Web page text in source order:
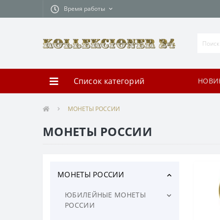
Время работы
Список категорий
МОНЕТЫ РОССИИ
МОНЕТЫ РОССИИ
МОНЕТЫ РОССИИ
ЮБИЛЕЙНЫЕ МОНЕТЫ
РОССИИ